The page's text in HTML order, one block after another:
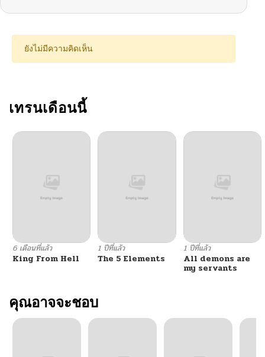
ยังไม่มีความคิดเห็น
เทรนเดือนนี้
6 เดือนที่แล้ว
King From Hell
1 ปีที่แล้ว
The 5 Elements
1 ปีที่แล้ว
All demons are
my servants
คุณอาจจะชอบ